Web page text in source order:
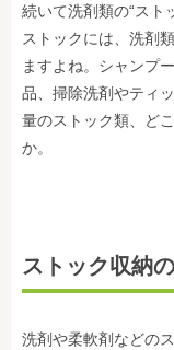
続いて洗剤類の“スト
ストックには、洗剤
ますよね。シャンプ
品、掃除洗剤やティ
量のストック類、ど
か。
ストック収納
洗剤や柔軟剤などの